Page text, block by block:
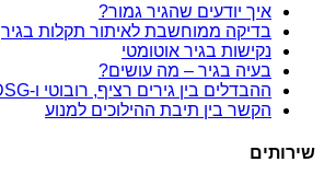
איך יודעים שהגיר גמור?
בדיקה ממוחשבת לאיתור תקלות בגיר
נקישות בגיר אוטומטי
בעיה בגיר – מה עושים?
ההבדלים בין גירים רציף, רובוטי ו-DSG
הקשר בין תיבת ההילוכים למנוע
שירותים